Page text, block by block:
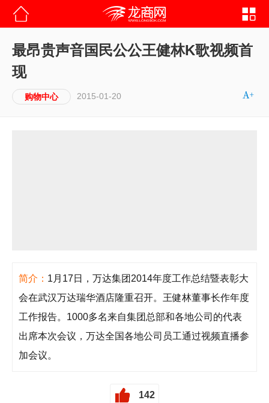
最昂贵声音国民公公王健林K歌视频首
现
购物中心 2015-01-20
简介： 1月17日，万达集团2014年度工作总结暨表彰大
会在武汉万达瑞华酒店隆重召开。王健林董事长作年度
工作报告。1000多名来自集团总部和各地公司的代表
出席本次会议，万达全国各地公司员工通过视频直播参
加会议。
142